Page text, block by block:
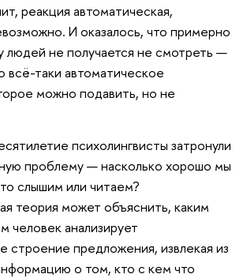
реакция автоматическая,
И оказалось, что примерно
людей не получается не смотреть —
всё-таки автоматическое
можно подавить, но не
психолингвисты затронули
проблему — насколько хорошо мы
слышим или читаем?
теория может объяснить, каким
человек анализирует
строение предложения, извлекая из
о том, кто с кем что